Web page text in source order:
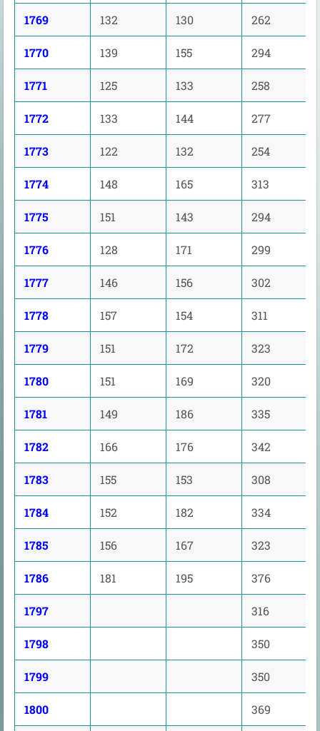
1769 132 130 262
1770 139 155 294
1771 125 133 258
1772 133 144 277
1773 122 132 254
1774 148 165 313
1775 151 143 294
1776 128 171 299
1777 146 156 302
1778 157 154 311
1779 151 172 323
1780 151 169 320
1781 149 186 335
1782 166 176 342
1783 155 153 308
1784 152 182 334
1785 156 167 323
1786 181 195 376
1797 316
1798 350
1799 350
1800 369